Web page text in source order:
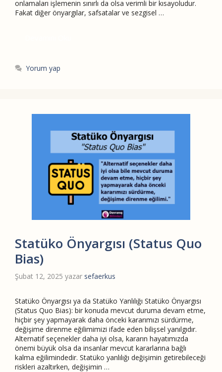
onlamaları işlemenin sınırlı da olsa verimli bir kısayoludur.
Fakat diğer önyargılar, safsatalar ve sezgisel …
Yorum yap
Statüko Önyargısı (Status Quo
Bias)
Şubat 12, 2025 yazar sefaerkus
Statüko Önyargısı ya da Statüko Yanlılığı Statüko Önyargısı
(Status Quo Bias): bir konuda mevcut duruma devam etme,
hiçbir şey yapmayarak daha önceki kararımızı sürdürme,
değişime direnme eğilimimizi ifade eden bilişsel yanılgıdır.
Alternatif seçenekler daha iyi olsa, kararın hayatımızda
önemi büyük olsa da insanlar mevcut kararlarına bağlı
kalma eğilimindedir. Statüko yanlılığı değişimin getirebileceği
riskleri azaltırken, değişimin …